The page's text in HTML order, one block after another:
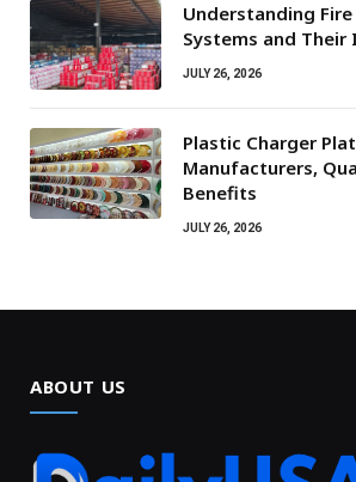
Understanding
Systems and
JULY 26, 2026
Plastic Charger
Manufacturers,
Benefits
JULY 26, 2026
ABOUT US